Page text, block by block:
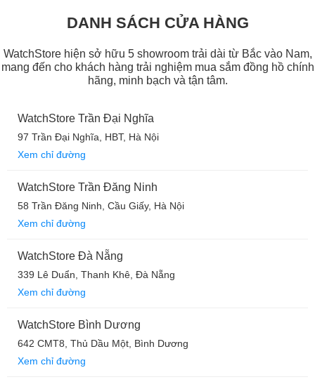
DANH SÁCH CỬA HÀNG
WatchStore hiện sở hữu 5 showroom trải dài từ Bắc vào Nam,
mang đến cho khách hàng trải nghiệm mua sắm đồng hồ chính
hãng, minh bạch và tận tâm.
WatchStore Trần Đại Nghĩa
97 Trần Đại Nghĩa, HBT, Hà Nội
Xem chỉ đường
WatchStore Trần Đăng Ninh
58 Trần Đăng Ninh, Cầu Giấy, Hà Nội
Xem chỉ đường
WatchStore Đà Nẵng
339 Lê Duẩn, Thanh Khê, Đà Nẵng
Xem chỉ đường
WatchStore Bình Dương
642 CMT8, Thủ Dầu Một, Bình Dương
Xem chỉ đường